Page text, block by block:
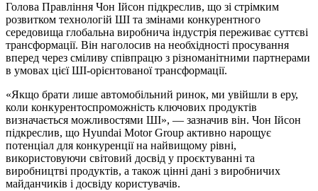
Голова Правління Чон Ійсон підкреслив, що зі стрімким
розвитком технологій ШІ та змінами конкурентного
середовища глобальна виробнича індустрія переживає суттєві
трансформації. Він наголосив на необхідності просування
вперед через сміливу співпрацю з різноманітними партнерами
в умовах цієї ШІ-орієнтованої трансформації.
«Якщо брати лише автомобільний ринок, ми увійшли в еру,
коли конкурентоспроможність ключових продуктів
визначається можливостями ШІ», — зазначив він. Чон Ійсон
підкреслив, що Hyundai Motor Group активно нарощує
потенціал для конкуренції на найвищому рівні,
використовуючи світовий досвід у проєктуванні та
виробництві продуктів, а також цінні дані з виробничих
майданчиків і досвіду користувачів.